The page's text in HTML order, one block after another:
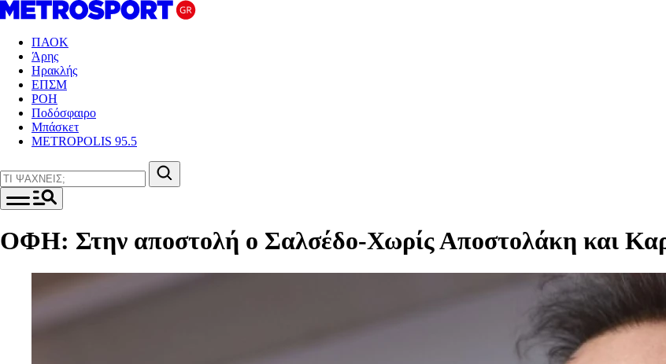
ΠΑΟΚ
Άρης
Ηρακλής
ΕΠΣΜ
ΡΟΗ
Ποδόσφαιρο
Μπάσκετ
METROPOLIS 95.5
ΟΦΗ: Στην αποστολή ο Σαλσέδο-Χωρίς Αποστολάκη και